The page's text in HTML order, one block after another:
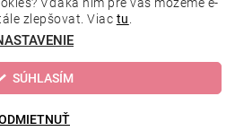
škola | Online kosmetické kurzy |
| Ella Baché
práva vyhradenéUpraviť nastavenie cookies
Vytvoril Shoptet
zlepšovat. Viac tu
SÚHLASÍM